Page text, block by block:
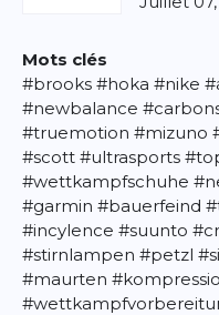
Mots clés
#brooks #hoka #nike
#newbalance
#truemotion #mizuno
#scott #ultrasports
#wettkampfschuhe
#garmin #bauerfeind
#incylence #suunto
#stirnlampen #petzl
#maurten